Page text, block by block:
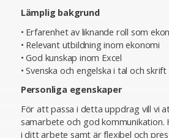
Lämplig bakgrund
• Erfarenhet av liknande roll som
• Relevant utbildning inom ekonomi
• God kunskap inom Excel
• Svenska och engelska i tal och skrift
Personliga egenskaper
För att passa i detta uppdrag vill vi
samarbete och god
i ditt arbete samt är flexibel och